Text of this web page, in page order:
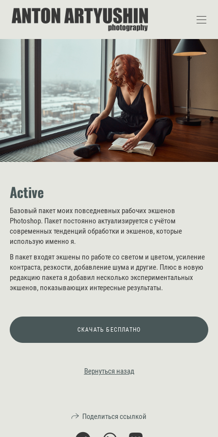
Active
Базовый пакет моих повседневных рабочих экшенов
Photoshop. Пакет постоянно актуализируется с учётом
современных тенденций обработки и экшенов, которые
использую именно я.
В пакет входят экшены по работе со светом и цветом, усиление
контраста, резкости, добавление шума и другие. Плюс в новую
редакцию пакета я добавил несколько экспериментальных
экшенов, показывающих интересные результаты.
СКАЧАТЬ БЕСПЛАТНО
Вернуться назад
Поделиться ссылкой